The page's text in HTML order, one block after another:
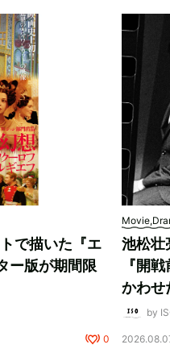
で描いた『エ
ー版が期間限
0
池松壮
『開
かわせ
by